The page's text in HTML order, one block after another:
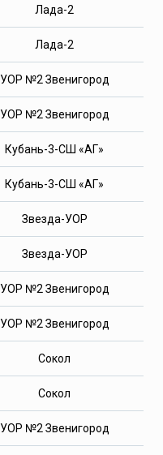
Лада-2
Лада-2
УОР №2 Звенигород
УОР №2 Звенигород
Кубань-3-СШ «АГ»
Кубань-3-СШ «АГ»
Звезда-УОР
Звезда-УОР
УОР №2 Звенигород
УОР №2 Звенигород
Сокол
Сокол
УОР №2 Звенигород